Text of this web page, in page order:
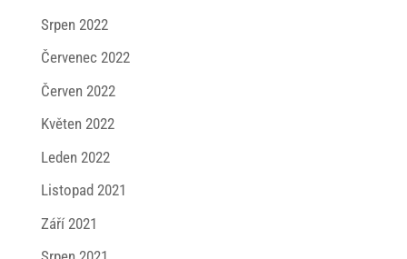
Srpen 2022
Červenec 2022
Červen 2022
Květen 2022
Leden 2022
Listopad 2021
Září 2021